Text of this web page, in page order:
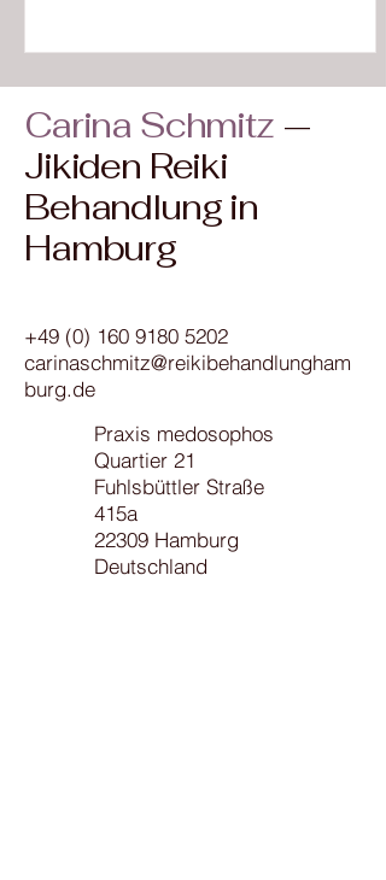
Carina Schmitz—
Jikiden Reiki
Behandlung in
Hamburg
+49 (0) 160 9180 5202
carinaschmitz@reikibehandlungham
burg.de
Praxis medosophos
Quartier 21
Fuhlsbüttler Straße
415a
22309 Hamburg
Deutschland